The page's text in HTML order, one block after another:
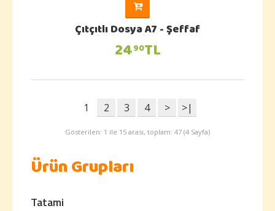
Çıtçıtlı Dosya A7 - Şeffaf
2490TL
1 2 3 4 > >|
Gösterilen: 1 ile 15 arası, toplam: 47 (4 Sayfa)
Ürün Grupları
Tatami